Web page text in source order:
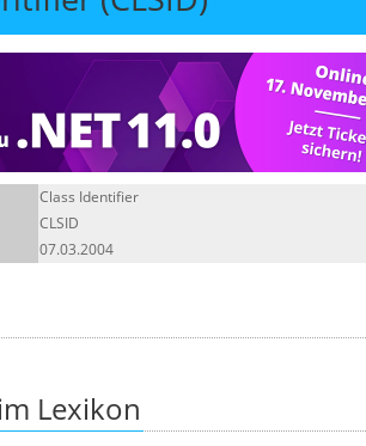
Class Identifier
CLSID
07.03.2004
Lexikon